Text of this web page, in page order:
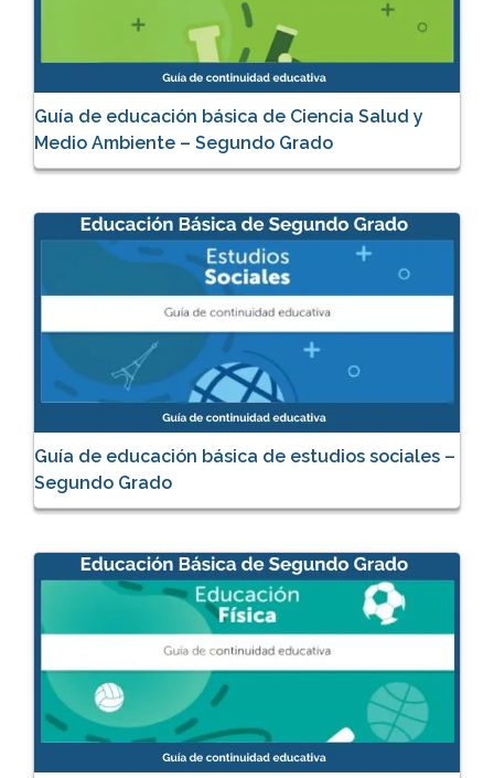
Guía de educación básica de Ciencia Salud y
Medio Ambiente – Segundo Grado
Guía de educación básica de estudios sociales –
Segundo Grado